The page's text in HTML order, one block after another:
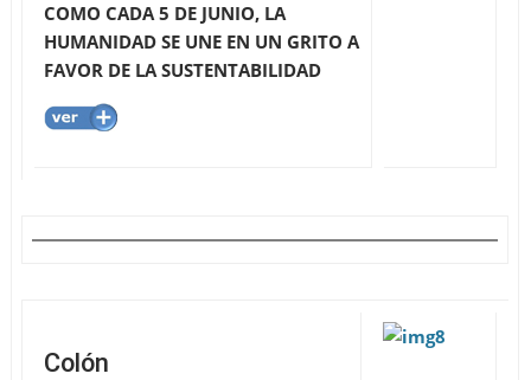
COMO CADA 5 DE JUNIO, LA
HUMANIDAD SE UNE EN UN GRITO A
FAVOR DE LA SUSTENTABILIDAD
Colón